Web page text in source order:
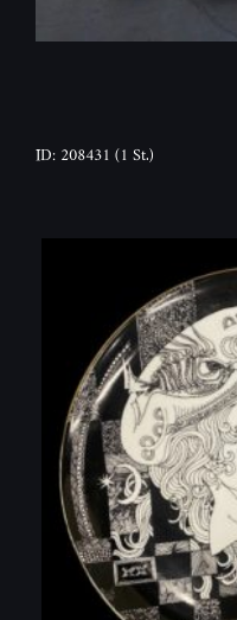
ID: 208431 (1 St.)